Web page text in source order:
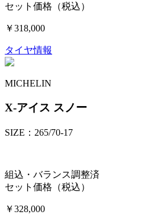
セット価格（税込）
￥318,000
タイヤ情報
MICHELIN
X-アイス スノー
SIZE：265/70-17
組込・バランス調整済
セット価格（税込）
￥328,000